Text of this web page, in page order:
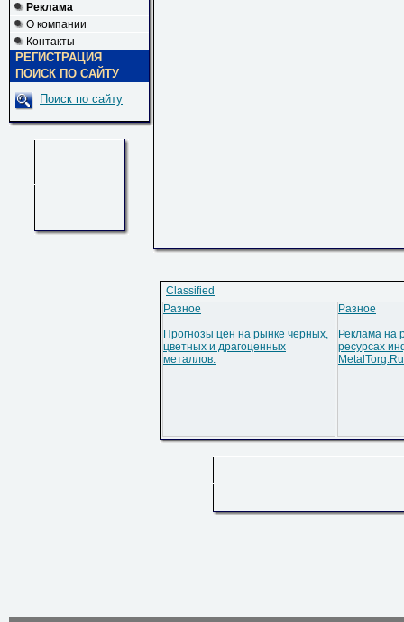
Реклама
О компании
Контакты
РЕГИСТРАЦИЯ
ПОИСК ПО САЙТУ
Поиск по сайту
Classified
Разное
Прогнозы цен на рынке черных,
цветных и драгоценных
металлов.
Разное
Реклама на
ресурсах
MetalTorg.Ru